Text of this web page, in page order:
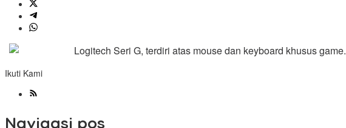
Logitech Seri G, terdiri atas mouse dan keyboard khusus game.
Ikuti Kami
Navigasi pos